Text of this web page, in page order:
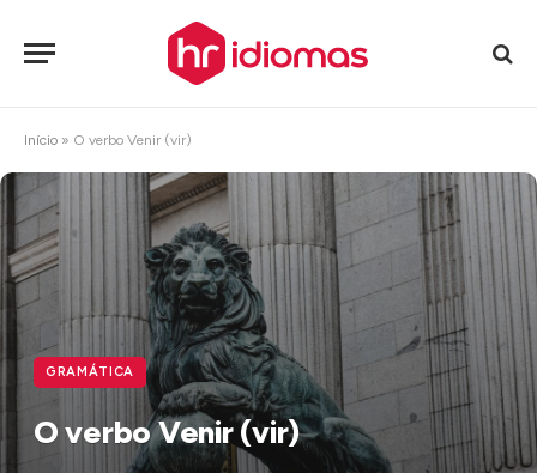
Início » O verbo Venir (vir)
GRAMÁTICA
O verbo Venir (vir)